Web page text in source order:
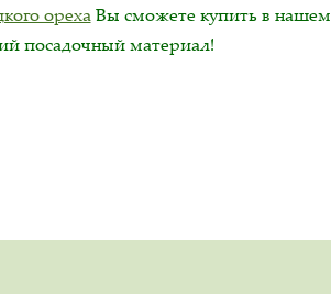
орехаВы сможете купить в нашем
посадочный материал!